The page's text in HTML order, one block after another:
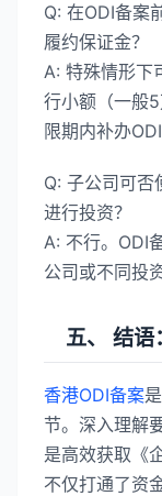
​Q: 在ODI备案
履约保证金？​​
​A:​​ 特殊情形下
行小额（一般
限期内补办
​Q: 子公司可否
进行投资？​​
​A:​​ 不行。ODI
公司或不同投
五、 结语
香港ODI备案
节。深入理解
是高效获取《
不仅打通了资